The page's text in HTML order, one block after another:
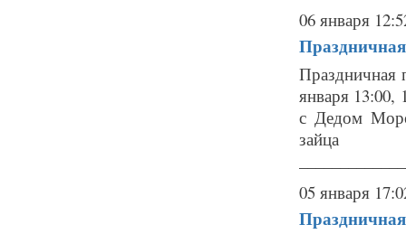
06 января
января
с Дедом
05 января